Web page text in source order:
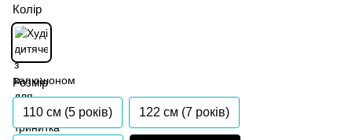
Колір
Розмір
110 см (5 років) 122 см (7 років)